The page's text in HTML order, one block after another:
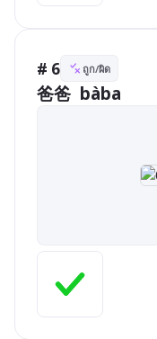
# 6 ถูก/ผิด
爸爸  bàba